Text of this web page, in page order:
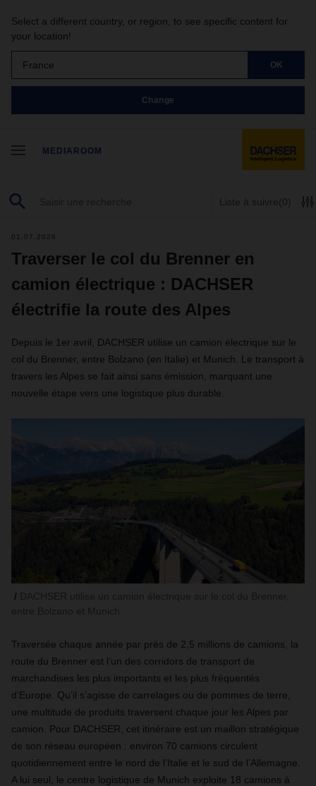
Select a different country, or region, to see specific content for
your location!
France OK
Change
MEDIAROOM
Liste à suivre(0)
01.07.2026
Traverser le col du Brenner en
camion électrique : DACHSER
électrifie la route des Alpes
Depuis le 1er avril, DACHSER utilise un camion électrique sur le
col du Brenner, entre Bolzano (en Italie) et Munich. Le transport à
travers les Alpes se fait ainsi sans émission, marquant une
nouvelle étape vers une logistique plus durable.
Traversée chaque année par près de 2,5 millions de camions, la
route du Brenner est l’un des corridors de transport de
marchandises les plus importants et les plus fréquentés
d’Europe. Qu’il s’agisse de carrelages ou de pommes de terre,
une multitude de produits traversent chaque jour les Alpes par
camion. Pour DACHSER, cet itinéraire est un maillon stratégique
de son réseau européen : environ 70 camions circulent
quotidiennement entre le nord de l’Italie et le sud de l’Allemagne.
A lui seul, le centre logistique de Munich exploite 18 camions à